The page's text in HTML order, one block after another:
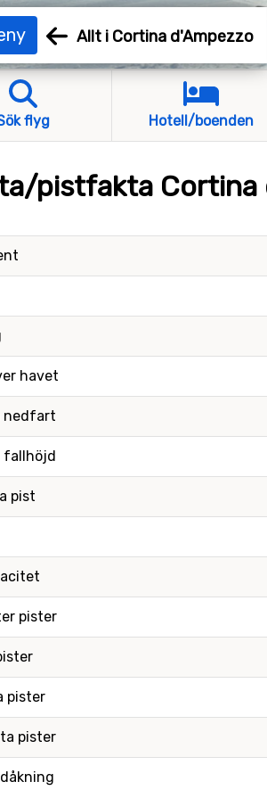
Allt i Cortina d'Ampezzo
flyg Hotell/boenden
pistfakta Cortina
havet
nedfart
fallhöjd
pist
pister
pister
pister